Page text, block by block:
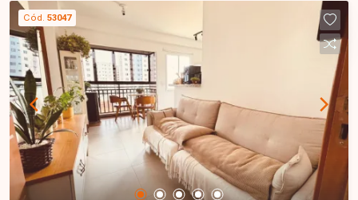
cozinha com armários e 01 vaga de garagem
coberta. Uma excelente opção para quem busca
conforto e praticidade em uma das melhores
localizações da cidade. Entre em contato para
mais informações e agende uma visita para
conhecer este excelente imóvel.
Cód. 53047